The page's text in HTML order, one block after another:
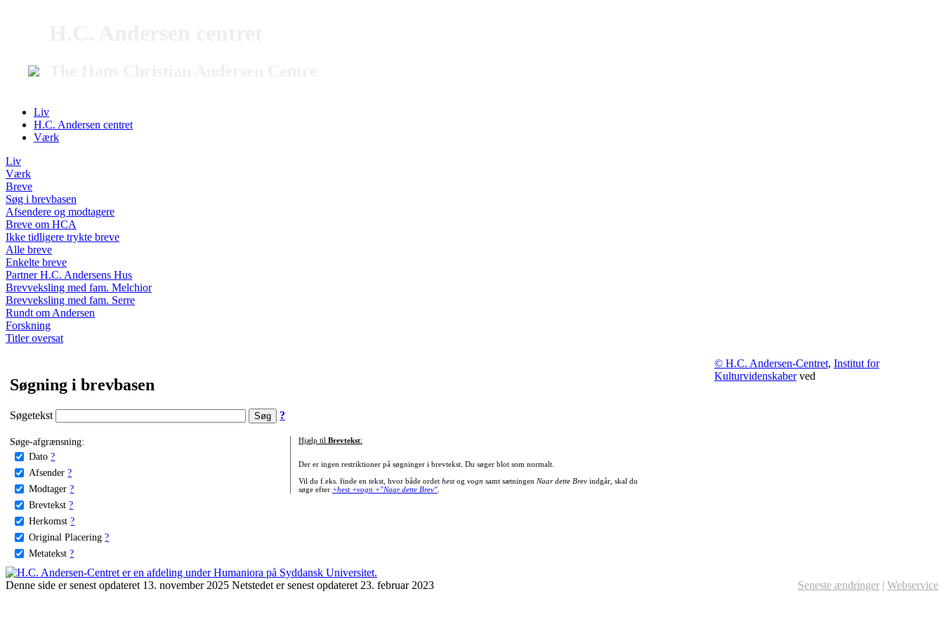
Liv
H.C. Andersen centret
Værk
Liv
Værk
Breve
Søg i brevbasen
Afsendere og modtagere
Breve om HCA
Ikke tidligere trykte breve
Alle breve
Enkelte breve
Partner H.C. Andersens Hus
Brevveksling med fam. Melchior
Brevveksling med fam. Serre
Rundt om Andersen
Forskning
Titler oversat
Søgning i brevbasen
Søgetekst ?
Søge-afgrænsning:
Dato ?
Afsender ?
Modtager ?
Brevtekst ?
Herkomst ?
Original Placering ?
Metatekst ?
Hjælp til Brevtekst:
Der er ingen restriktioner på søgninger i brevtekst. Du søger blot som normalt.
Vil du f.eks. finde en tekst, hvor både ordet hestog vogn samt sætningen Naar dette Brevindgår, skal du
søge efter +hest +vogn +"Naar dette Brev".
© H.C. Andersen-Centret, Institut for
Kulturvidenskaberved
Denne side er senest opdateret 13. november 2025 Netstedet er senest opdateret 23. februar 2023 Seneste ændringer | Webservice